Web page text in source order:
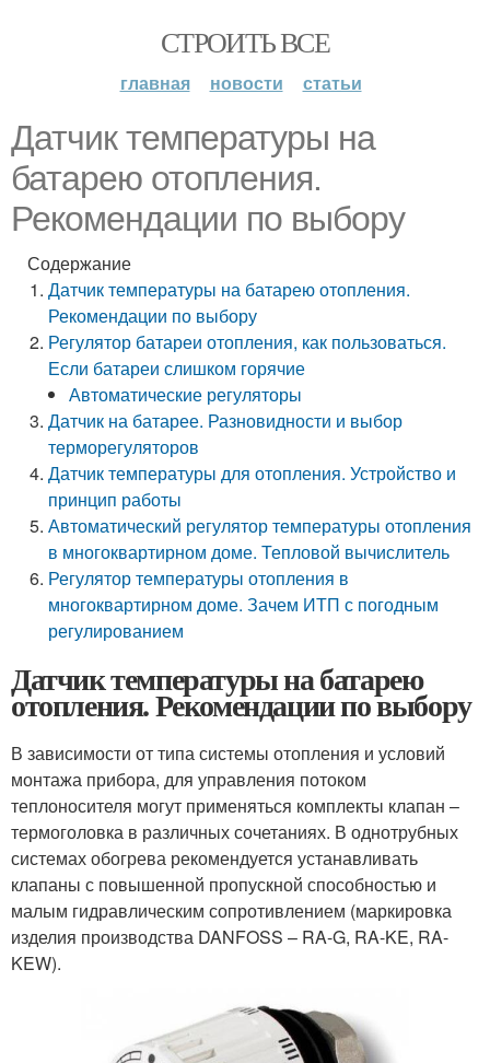
СТРОИТЬ ВСЕ
главная новости статьи
Датчик температуры на
батарею отопления.
Рекомендации по выбору
Содержание
Датчик температуры на батарею отопления.
Рекомендации по выбору
Регулятор батареи отопления, как пользоваться.
Если батареи слишком горячие
Автоматические регуляторы
Датчик на батарее. Разновидности и выбор
терморегуляторов
Датчик температуры для отопления. Устройство и
принцип работы
Автоматический регулятор температуры отопления
в многоквартирном доме. Тепловой вычислитель
Регулятор температуры отопления в
многоквартирном доме. Зачем ИТП с погодным
регулированием
Датчик температуры на батарею
отопления. Рекомендации по выбору
В зависимости от типа системы отопления и условий
монтажа прибора, для управления потоком
теплоносителя могут применяться комплекты клапан –
термоголовка в различных сочетаниях. В однотрубных
системах обогрева рекомендуется устанавливать
клапаны с повышенной пропускной способностью и
малым гидравлическим сопротивлением (маркировка
изделия производства DANFOSS – RA-G, RA-KE, RA-
KEW).